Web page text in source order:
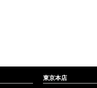
東京本店